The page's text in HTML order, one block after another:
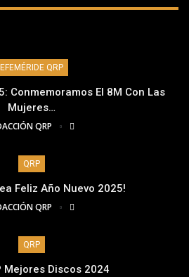
EFEMÉRIDE QRP
Conmemoramos El 8M Con Las
Mujeres…
QRP
QRP
Feliz Año Nuevo 2025!
QRP
QRP
Mejores Discos 2024